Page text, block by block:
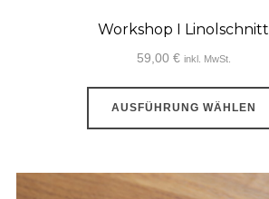
Workshop I Linolschnitt
59,00 € inkl. MwSt.
AUSFÜHRUNG WÄHLEN